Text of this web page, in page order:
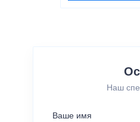
Наш
Ваше имя